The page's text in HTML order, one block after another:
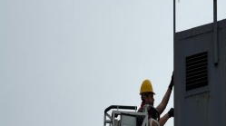
Büyükşehir Çevresel İzleme
Bandırma ile Güçlendirdi